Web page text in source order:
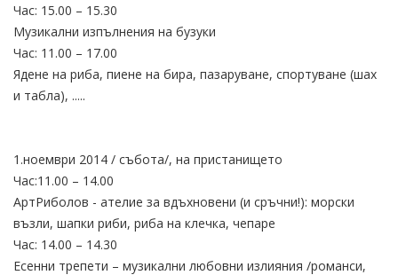
Час: 15.00 – 15.30
Музикални изпълнения на бузуки
Час: 11.00 – 17.00
Ядене на риба, пиене на бира, пазаруване, спортуване (шах
и табла), .....
1.ноември 2014 / събота/, на пристанището
Час:11.00 – 14.00
АртРиболов - ателие за вдъхновени (и сръчни!): морски
възли, шапки риби, риба на клечка, чепаре
Час: 14.00 – 14.30
Есенни трепети – музикални любовни излияния /романси,